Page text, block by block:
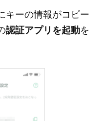
キーの情報がコピー
認証アプリを起動を